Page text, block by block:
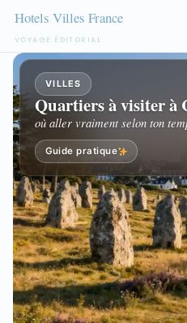
VOYAGE ÉDITORIAL
Aller
au
contenu
VILLES
Quartiers à visiter à
où aller vraiment selon ton
Guide pratique